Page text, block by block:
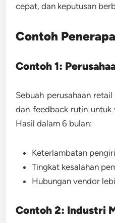
cepat, dan keputusan
Contoh
Contoh 1:
Sebuah perusahaan
dan feedback rutin
Hasil dalam 6 bulan:
Keterlambatan
Tingkat kesalahan
Hubungan vendor
Contoh 2: Industri